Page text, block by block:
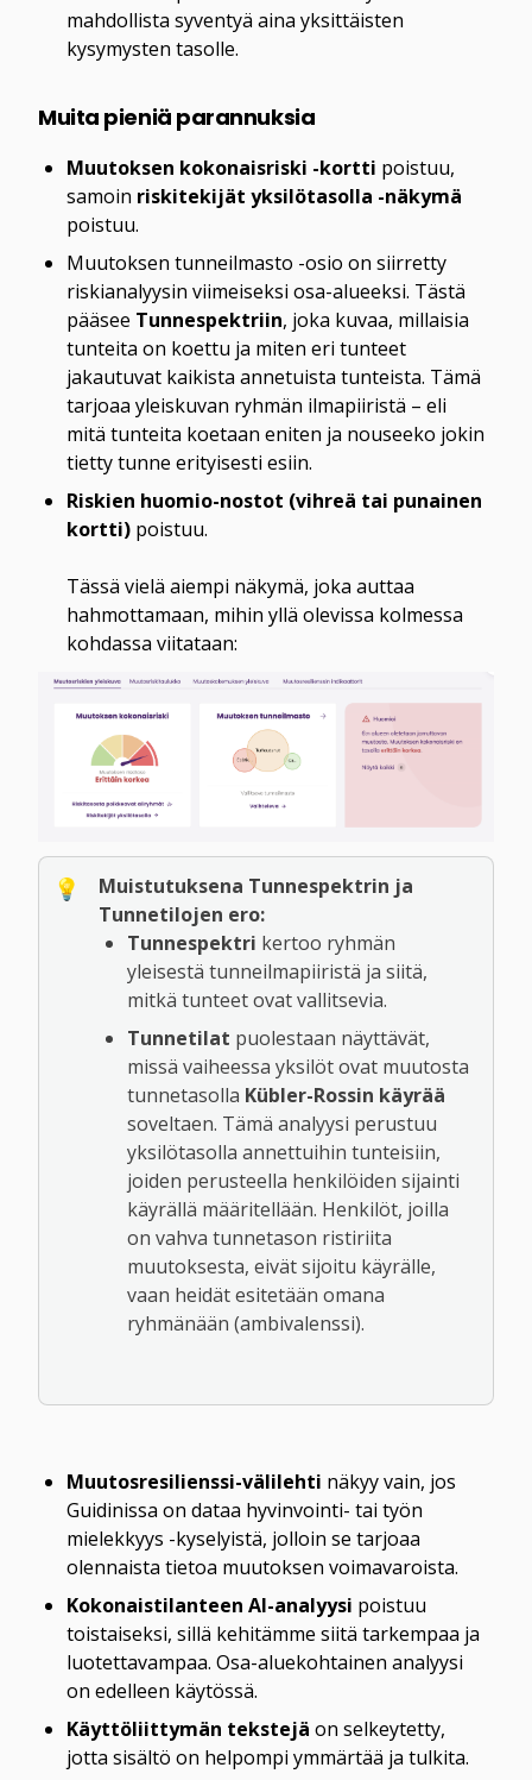
mahdollista syventyä aina yksittäisten
kysymysten tasolle.
Muita pieniä parannuksia
Muutoksen kokonaisriski -kortti poistuu,
samoin riskitekijät yksilötasolla -näkymä
poistuu.
Muutoksen tunneilmasto -osio on siirretty
riskianalyysin viimeiseksi osa-alueeksi. Tästä
pääsee Tunnespektriin, joka kuvaa, millaisia
tunteita on koettu ja miten eri tunteet
jakautuvat kaikista annetuista tunteista. Tämä
tarjoaa yleiskuvan ryhmän ilmapiiristä – eli
mitä tunteita koetaan eniten ja nouseeko jokin
tietty tunne erityisesti esiin.
Riskien huomio-nostot (vihreä tai punainen
kortti) poistuu.
Tässä vielä aiempi näkymä, joka auttaa
hahmottamaan, mihin yllä olevissa kolmessa
💡
Muistutuksena Tunnespektrin ja
Tunnetilojen ero:
Tunnespektri kertoo ryhmän
yleisestä tunneilmapiiristä ja siitä,
mitkä tunteet ovat vallitsevia.
Tunnetilat puolestaan näyttävät,
missä vaiheessa yksilöt ovat muutosta
tunnetasolla Kübler-Rossin käyrää
soveltaen. Tämä analyysi perustuu
yksilötasolla annettuihin tunteisiin,
joiden perusteella henkilöiden sijainti
käyrällä määritellään. Henkilöt, joilla
on vahva tunnetason ristiriita
muutoksesta, eivät sijoitu käyrälle,
vaan heidät esitetään omana
ryhmänään (ambivalenssi).
Muutosresilienssi-välilehti näkyy vain, jos
Guidinissa on dataa hyvinvointi- tai työn
mielekkyys -kyselyistä, jolloin se tarjoaa
olennaista tietoa muutoksen voimavaroista.
Kokonaistilanteen AI-analyysi poistuu
toistaiseksi, sillä kehitämme siitä tarkempaa ja
luotettavampaa. Osa-aluekohtainen analyysi
on edelleen käytössä.
Käyttöliittymän tekstejä on selkeytetty,